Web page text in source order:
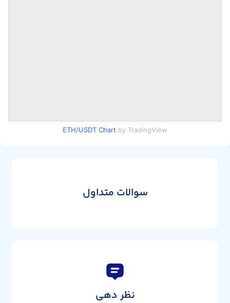
ETH/USDT Chart by TradingView
سوالات متداول
نظر دهی